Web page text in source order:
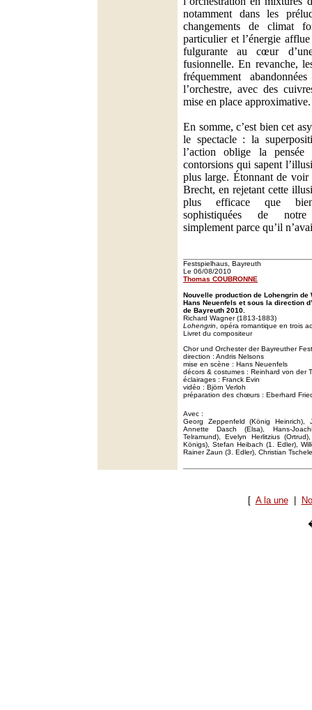
notamment dans les
changements de climat
particulier et l’énergie
fulgurante au cœur
fusionnelle. En revanche,
fréquemment
l’orchestre, avec des
mise en place approximative.
En somme, c’est bien cet
le spectacle : la
l’action oblige la
contorsions qui sapent
plus large. Étonnant de voir
Brecht, en rejetant cette
plus efficace que
sophistiquées de
simplement parce qu’il
Festspielhaus, Bayreuth
Le 06/08/2010
Thomas COUBRONNE
Nouvelle production de Lohengrin de
Hans Neuenfels et sous la direction
de Bayreuth 2010.
Richard Wagner (1813-1883)
Lohengrin , opéra romantique en trois
Livret du compositeur
Chor und Orchester der Bayreuther
direction : Andris Nelsons
mise en scène : Hans Neuenfels
décors & costumes : Reinhard von der
éclairages : Franck Evin
vidéo : Björn Verloh
préparation des chœurs : Eberhard
Avec :
Georg Zeppenfeld (König Heinrich),
Annette Dasch (Elsa), Hans-
Telramund), Evelyn Herlitzius
Königs), Stefan Heibach (1. Edler),
Rainer Zaun (3. Edler), Christian
[ A la une|